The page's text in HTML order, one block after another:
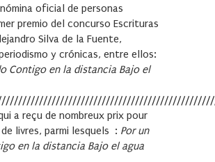
oficial de personas
premio del concurso Escrituras
Silva de la Fuente,
y crónicas, entre ellos:
Contigo en la distancia Bajo el
a reçu de nombreux prix pour
livres, parmi lesquels : Por un
en la distancia Bajo el agua